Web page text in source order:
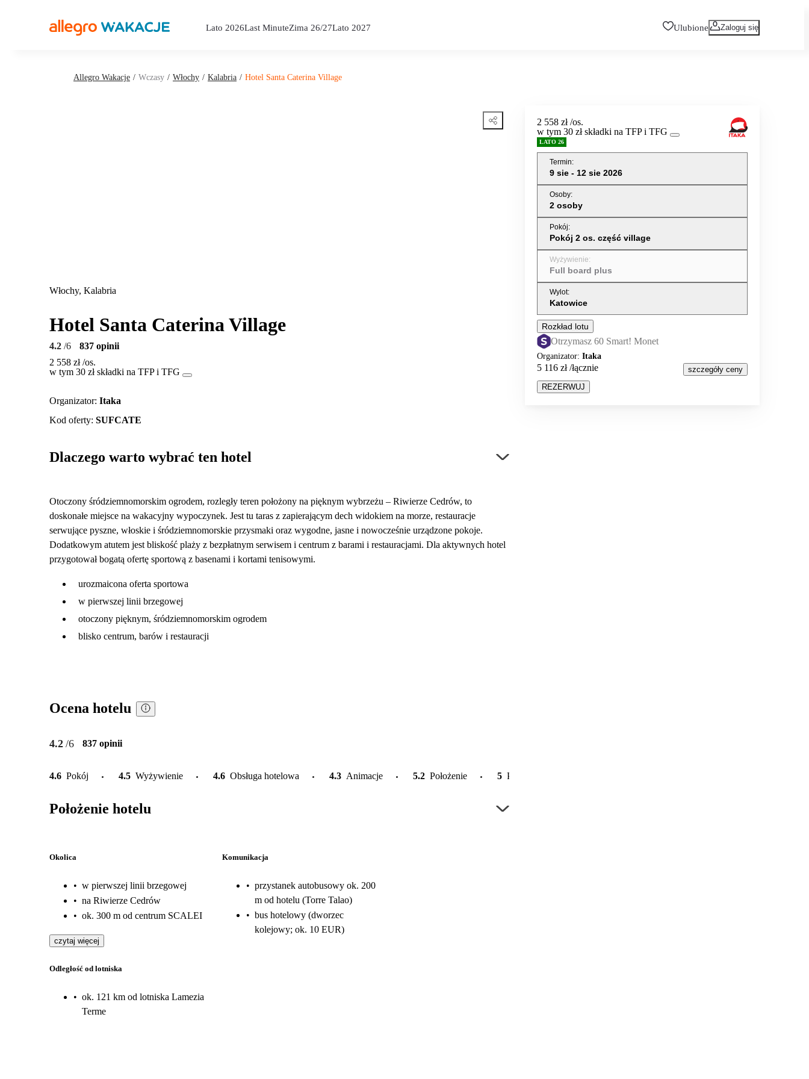
Lato 2026Last MinuteZima 26/27Lato 2027 Ulubione Zaloguj się
Allegro Wakacje Wczasy Włochy Kalabria Hotel Santa Caterina Village
Włochy, Kalabria
Hotel Santa Caterina Village
4.2 /6
837 opinii
2 558 zł/os.
w tym 30 zł składki na TFP i TFG
Organizator: Itaka
Kod oferty: SUFCATE
Dlaczego warto wybrać ten hotel
Otoczony śródziemnomorskim ogrodem, rozległy teren położony na pięknym wybrzeżu – Riwierze Cedrów, to
doskonałe miejsce na wakacyjny wypoczynek. Jest tu taras z zapierającym dech widokiem na morze, restauracje
serwujące pyszne, włoskie i śródziemnomorskie przysmaki oraz wygodne, jasne i nowocześnie urządzone pokoje.
Dodatkowym atutem jest bliskość plaży z bezpłatnym serwisem i centrum z barami i restauracjami. Dla aktywnych hotel
przygotował bogatą ofertę sportową z basenami i kortami tenisowymi.
urozmaicona oferta sportowa
w pierwszej linii brzegowej
otoczony pięknym, śródziemnomorskim ogrodem
blisko centrum, barów i restauracji
Ocena hotelu
4.2 /6 837 opinii
4.6 Pokój 4.5 Wyżywienie 4.6 Obsługa hotelowa 4.3 Animacje 5.2 Położenie 5 Plaża
Położenie hotelu
Okolica
• w pierwszej linii brzegowej
• na Riwierze Cedrów
• ok. 300 m od centrum SCALEI
czytaj więcej
Komunikacja
• przystanek autobusowy ok. 200
m od hotelu (Torre Talao)
• bus hotelowy (dworzec
kolejowy; ok. 10 EUR)
Odległość od lotniska
• ok. 121 km od lotniska Lamezia
Terme
2 558 zł/os.
w tym 30 zł składki na TFP i TFG
LATO 26
Termin:
9 sie - 12 sie 2026
Osoby:
2 osoby
Pokój:
Pokój 2 os. część village
Wyżywienie:
Full board plus
Wylot:
Katowice
Rozkład lotu
Otrzymasz 60 Smart! Monet
Organizator: Itaka
5 116 zł/łącznie
szczegóły ceny
REZERWUJ